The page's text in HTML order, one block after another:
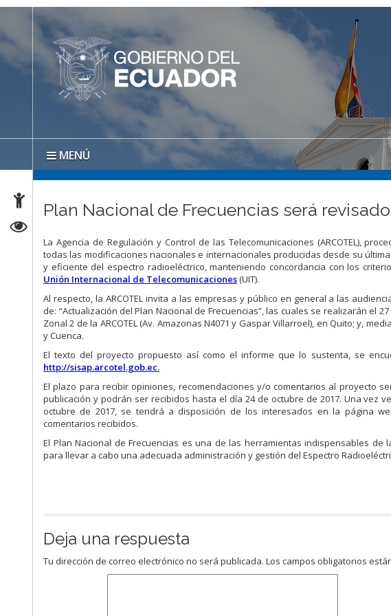
MENÚ
Plan Nacional de Frecuencias será
La Agencia de Regulación y Control de las Telecomunicaciones (ARCOTEL),
todas las modificaciones nacionales e internacionales producidas desde su
y eficiente del espectro radioeléctrico, manteniendo concordancia con los
Unión Internacional de Telecomunicaciones(UIT).
Al respecto, la ARCOTEL invita a las empresas y público en general a las
de: “Actualización del Plan Nacional de Frecuencias”, las cuales se realizarán el
Zonal 2 de la ARCOTEL (Av. Amazonas N4071 y Gaspar Villarroel), en Quito; y,
y Cuenca.
El texto del proyecto propuesto así como el informe que lo sustenta, se
http://sisap.arcotel.gob.ec.
El plazo para recibir opiniones, recomendaciones y/o comentarios al proyecto
publicación y podrán ser recibidos hasta el día 24 de octubre de 2017. Una vez
octubre de 2017, se tendrá a disposición de los interesados en la página
comentarios recibidos.
El Plan Nacional de Frecuencias es una de las herramientas indispensables
para llevar a cabo una adecuada administración y gestión del Espectro
Deja una respuesta
Tu dirección de correo electrónico no será publicada. Los campos obligatorios